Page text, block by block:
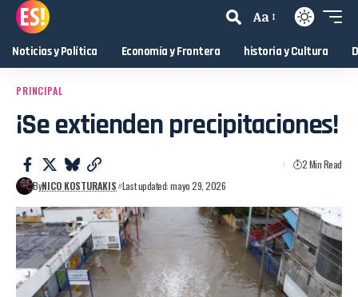
Aa
Noticias y Política Economía y Frontera historia y Cultura
PRINCIPAL
¡Se extienden precipitaciones!
ByNICO KOSTURAKIS Last updated: mayo 29, 2026
2 Min Read